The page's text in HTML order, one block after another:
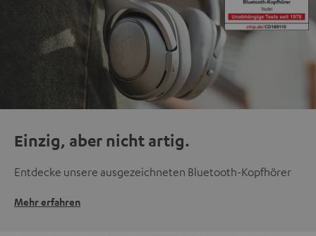
Einzig, aber nicht artig.
Entdecke unsere ausgezeichneten Bluetooth-Kopfhörer
Mehr erfahren